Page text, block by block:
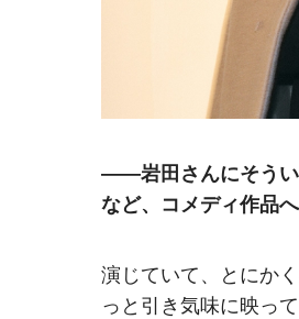
――岩田さんにそうい
など、コメディ作品
演じていて、とにか
っと引き気味に映っ